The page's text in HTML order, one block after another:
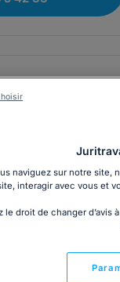
un
près de
naviguez sur notre site,
interagir avec vous et
le droit de changer